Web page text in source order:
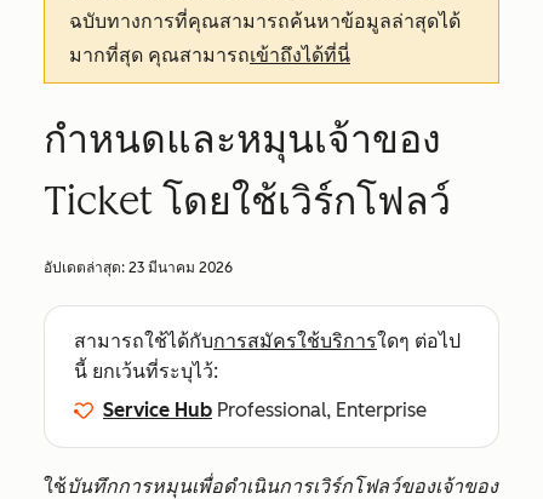
ฉบับทางการที่คุณสามารถค้นหาข้อมูลล่าสุดได้
มากที่สุด คุณสามารถเข้าถึงได้ที่นี่
กำหนดและหมุนเจ้าของ
Ticket โดยใช้เวิร์กโฟลว์
อัปเดตล่าสุด: 23 มีนาคม 2026
สามารถใช้ได้กับการสมัครใช้บริการใดๆ ต่อไป
นี้ ยกเว้นที่ระบุไว้:
Service Hub Professional, Enterprise
ใช้บันทึกการหมุนเพื่อดำเนินการเวิร์กโฟลว์ของเจ้าของ